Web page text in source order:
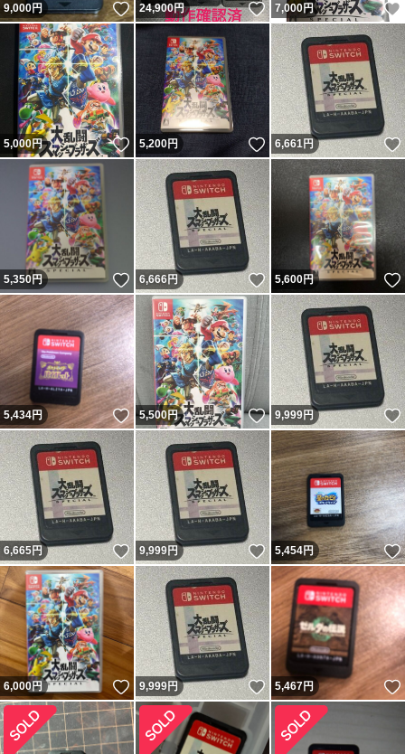
9,000円 いいね！
24,900円 いいね！
7,000円
5,000円 いいね！
5,200円 いいね！
6,661円
5,350円 いいね！
6,666円 いいね！
5,600円
5,434円 いいね！
5,500円 いいね！
9,999円
6,665円 いいね！
9,999円 いいね！
5,454円
6,000円 いいね！
9,999円 いいね！
5,467円